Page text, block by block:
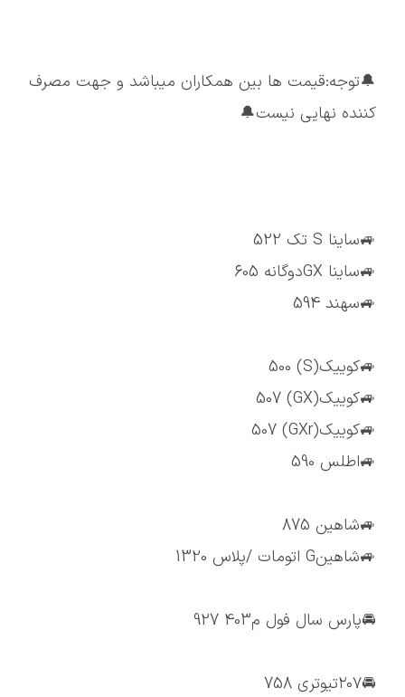
🔔توجه:قیمت ها بین همکاران میباشد و جهت مصرف
کننده نهایی نیست🔔
🚙ساینا S تک 522
🚙ساینا GXدوگانه 605
🚙سهند 594
🚙کوییک(S) 500
🚙کوییک(GX) 507
🚙کوییک(GXr) 507
🚙اطلس 590
🚙شاهین 875
🚙شاهینG اتومات /پلاس 1320
🚘پارس سال فول م403 927
🚘۲۰۷تیوتری 758